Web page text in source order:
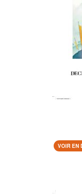
VOIR EN